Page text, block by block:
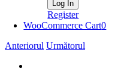
Register
WooCommerce Cart0
Anteriorul Următorul